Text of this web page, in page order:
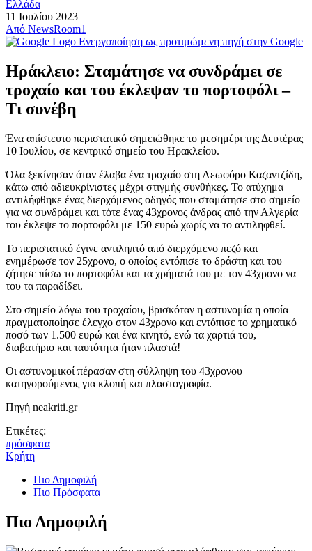
Ελλάδα
11 Ιουλίου 2023
Από NewsRoom1
Ενεργοποίηση ως προτιμώμενη πηγή στην Google
Ηράκλειο: Σταμάτησε να συνδράμει σε
τροχαίο και του έκλεψαν το πορτοφόλι –
Τι συνέβη
Ένα απίστευτο περιστατικό σημειώθηκε το μεσημέρι της Δευτέρας
10 Ιουλίου, σε κεντρικό σημείο του Ηρακλείου.
Όλα ξεκίνησαν όταν έλαβα ένα τροχαίο στη Λεωφόρο Καζαντζίδη,
κάτω από αδιευκρίνιστες μέχρι στιγμής συνθήκες. Το ατύχημα
αντιλήφθηκε ένας διερχόμενος οδηγός που σταμάτησε στο σημείο
για να συνδράμει και τότε ένας 43χρονος άνδρας από την Αλγερία
του έκλεψε το πορτοφόλι με 150 ευρώ χωρίς να το αντιληφθεί.
Το περιστατικό έγινε αντιληπτό από διερχόμενο πεζό και
ενημέρωσε τον 25χρονο, ο οποίος εντόπισε το δράστη και του
ζήτησε πίσω το πορτοφόλι και τα χρήματά του με τον 43χρονο να
του τα παραδίδει.
Στο σημείο λόγω του τροχαίου, βρισκόταν η αστυνομία η οποία
πραγματοποίησε έλεγχο στον 43χρονο και εντόπισε το χρηματικό
ποσό των 1.500 ευρώ και ένα κινητό, ενώ τα χαρτιά του,
διαβατήριο και ταυτότητα ήταν πλαστά!
Οι αστυνομικοί πέρασαν στη σύλληψη του 43χρονου
κατηγορούμενος για κλοπή και πλαστογραφία.
Πηγή neakriti.gr
Ετικέτες:
πρόσφατα
Κρήτη
Πιο Δημοφιλή
Πιο Πρόσφατα
Πιο Δημοφιλή